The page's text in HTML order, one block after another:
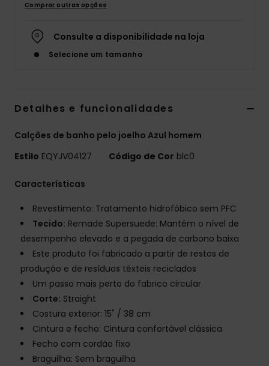
Comprar outras opções
Consulte a disponibilidade na loja
Selecione um tamanho
Detalhes e funcionalidades
Calções de banho pelo joelho Azul homem
Estilo EQYJV04127 Código de Cor blc0
Características
Revestimento: Tratamento hidrofóbico sem PFC
Tecido: Remade Supersuede: Mantém o nível de
desempenho elevado e a pegada de carbono baixa
Este produto foi fabricado a partir de restos de
produção e de resíduos têxteis reciclados
Um passo mais perto do fabrico circular
Corte: Straight
Costura exterior: 15" / 38 cm
Cintura e fecho: Cintura confortável clássica
Fecho com cordão fixo
Braguilha: Sem braguilha